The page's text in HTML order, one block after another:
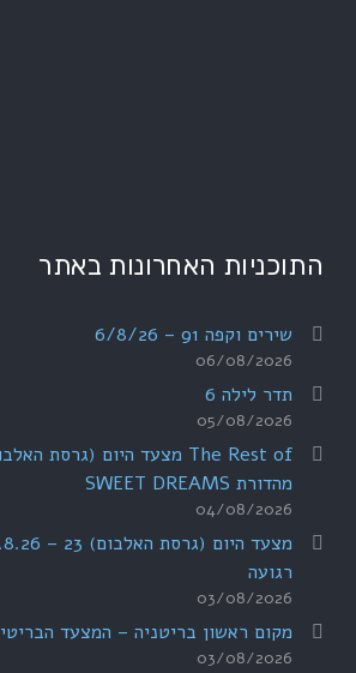
התוכניות האחרונות באתר
שירים וקפה 91 – 6/8/26
06/08/2026
תדר לילה 6
05/08/2026
מהדורת SWEET DREAMS
04/08/2026
רגועה
03/08/2026
מקום ראשון בריטניה – המצעד הבריטי 3/8/1988
03/08/2026